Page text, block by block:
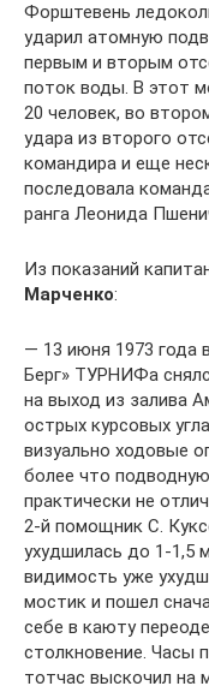
Форштевень
ударил атомную
первым и вторым
поток воды. В этот
20 человек, во
удара из второго
командира и еще
последовала
ранга Леонида
Из показаний
Марченко:
— 13 июня 1973 года
Берг» ТУРНИФа
на выход из залива
острых курсовых
визуально ходовые
более что
практически не
2-й помощник С.
ухудшилась до 1-1,5
видимость уже
мостик и пошел
себе в каюту
столкновение. Часы
тотчас выскочил на